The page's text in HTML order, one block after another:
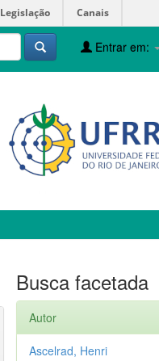
Legislação Canais
Entrar em:
Busca facetada
Autor
Ascelrad, Henri